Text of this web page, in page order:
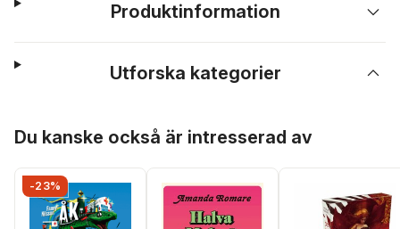
Produktinformation
Utforska kategorier
Du kanske också är intresserad av
-23%